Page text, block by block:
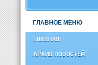
ГЛАВНОЕ МЕНЮ
ГЛАВНАЯ
АРХИВ НОВОСТЕЙ